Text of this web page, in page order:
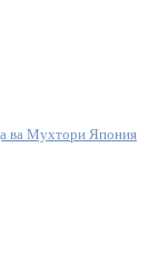
ва Мухтори Япония